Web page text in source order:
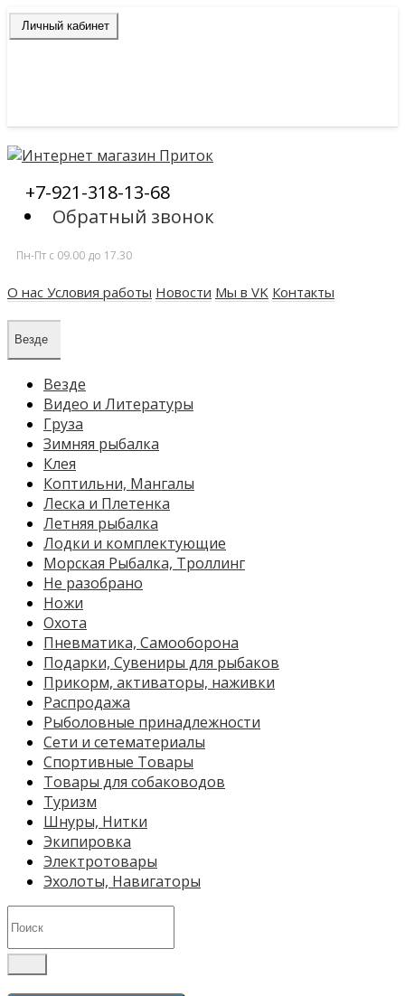
Личный кабинет
+7-921-318-13-68
Обратный звонок
Пн-Пт c 09.00 до 17.30
О нас Условия работы Новости Мы в VK Контакты
Везде
Везде
Видео и Литературы
Груза
Зимняя рыбалка
Клея
Коптильни, Мангалы
Леска и Плетенка
Летняя рыбалка
Лодки и комплектующие
Морская Рыбалка, Троллинг
Не разобрано
Ножи
Охота
Пневматика, Самооборона
Подарки, Сувениры для рыбаков
Прикорм, активаторы, наживки
Распродажа
Рыболовные принадлежности
Сети и сетематериалы
Спортивные Товары
Товары для собаководов
Туризм
Шнуры, Нитки
Экипировка
Электротовары
Эхолоты, Навигаторы